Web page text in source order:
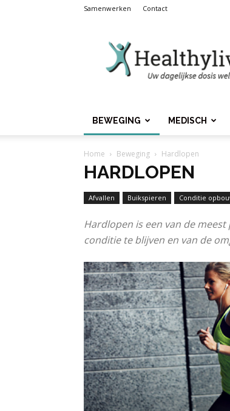
Samenwerken Contact
BEWEGING MEDISCH
Home Beweging Hardlopen
HARDLOPEN
Afvallen Buikspieren Conditie
Hardlopen is een van de
conditie te blijven en van de